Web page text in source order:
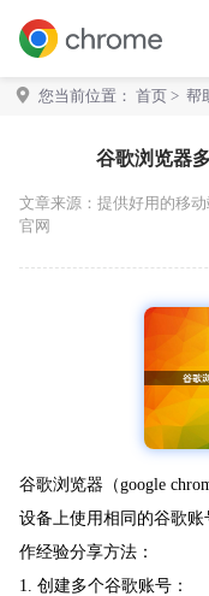
您当前位置： 首页 > 帮
谷歌浏览器
文章来源： 提供好用的移动
官网
谷歌浏览器（google
设备上使用相同的谷歌
作经验分享方法：
1. 创建多个谷歌账号：